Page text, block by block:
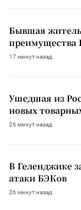
Бывшая
преимущества
17 минут назад
Ушедшая из
новых
26 минут назад
В Геленджике
атаки БЭКов
26 минут назад